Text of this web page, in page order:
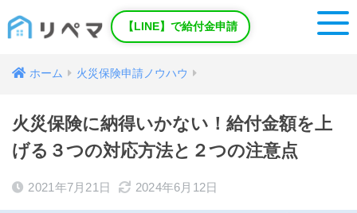
【LINE】で給付金申請
ホーム 火災保険申請ノウハウ
火災保険に納得いかない！給付金額を上
げる３つの対応方法と２つの注意点
2021年7月21日 2024年6月12日